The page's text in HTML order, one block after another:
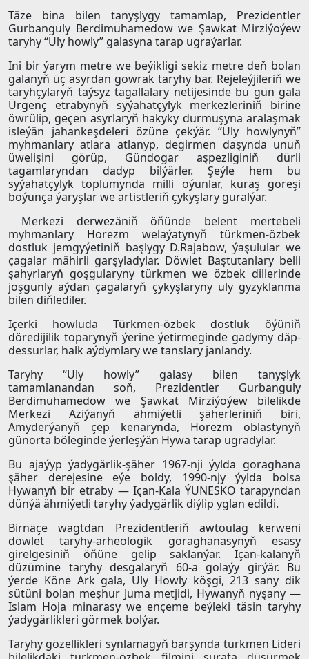
Täze bina bilen tanyşlygy tamamlap, Prezidentler
Gurbanguly Berdimuhamedow we Şawkat Mirziýoýew
taryhy “Uly howly” galasyna tarap ugraýarlar.
Ini bir ýarym metre we beýikligi sekiz metre deň bolan
galanyň üç asyrdan gowrak taryhy bar. Rejeleýjileriň we
taryhçylaryň taýsyz tagallalary netijesinde bu gün gala
Ürgenç etrabynyň syýahatçylyk merkezleriniň birine
öwrülip, geçen asyrlaryň hakyky durmuşyna aralaşmak
isleýän jahankeşdeleri özüne çekýär. “Uly howlynyň”
myhmanlary atlara atlanyp, degirmen daşynda unuň
üwelişini görüp, Gündogar aşpezliginiň dürli
tagamlaryndan dadyp bilýärler. Şeýle hem bu
syýahatçylyk toplumynda milli oýunlar, kuraş göreşi
boýunça ýaryşlar we artistleriň çykyşlary guralýar.
Merkezi derwezäniň öňünde belent mertebeli
myhmanlary Horezm welaýatynyň türkmen-özbek
dostluk jemgyýetiniň başlygy D.Rajabow, ýaşulular we
çagalar mähirli garşyladylar. Döwlet Baştutanlary belli
şahyrlaryň goşgularyny türkmen we özbek dillerinde
joşgunly aýdan çagalaryň çykyşlaryny uly gyzyklanma
bilen diňlediler.
Içerki howluda Türkmen-özbek dostluk öýüniň
döredijilik toparynyň ýerine ýetirmeginde gadymy däp-
dessurlar, halk aýdymlary we tanslary janlandy.
Taryhy “Uly howly” galasy bilen tanyşlyk
tamamlanandan soň, Prezidentler Gurbanguly
Berdimuhamedow we Şawkat Mirziýoýew bilelikde
Merkezi Aziýanyň ähmiýetli şäherleriniň biri,
Amyderýanyň çep kenarynda, Horezm oblastynyň
günorta böleginde ýerleşýän Hywa tarap ugradylar.
Bu ajaýyp ýadygärlik-şäher 1967-nji ýylda goraghana
şäher derejesine eýe boldy, 1990-njy ýylda bolsa
Hywanyň bir etraby — Içan-Kala ÝUNESKO tarapyndan
dünýä ähmiýetli taryhy ýadygärlik diýlip yglan edildi.
Birnäçe wagtdan Prezidentleriň awtoulag kerweni
döwlet taryhy-arheologik goraghanasynyň esasy
girelgesiniň öňüne gelip saklanýar. Içan-kalanyň
düzümine taryhy desgalaryň 60-a golaýy girýär. Bu
ýerde Köne Ark gala, Uly Howly köşgi, 213 sany dik
sütüni bolan meşhur Juma metjidi, Hywanyň nyşany —
Islam Hoja minarasy we ençeme beýleki täsin taryhy
ýadygärlikleri görmek bolýar.
Taryhy gözellikleri synlamagyň barşynda türkmen Lideri